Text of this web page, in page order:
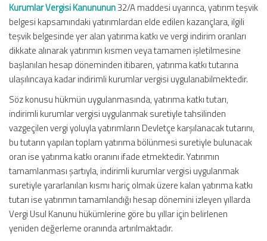
Kurumlar Vergisi Kanununun32/A maddesi uyarınca, yatırım teşvik
belgesi kapsamındaki yatırımlardan elde edilen kazançlara, ilgili
teşvik belgesinde yer alan yatırıma katkı ve vergi indirim oranları
dikkate alınarak yatırımın kısmen veya tamamen işletilmesine
başlanılan hesap döneminden itibaren, yatırıma katkı tutarına
ulaşılıncaya kadar indirimli kurumlar vergisi uygulanabilmektedir.
Söz konusu hükmün uygulanmasında, yatırıma katkı tutarı,
indirimli kurumlar vergisi uygulanmak suretiyle tahsilinden
vazgeçilen vergi yoluyla yatırımların Devletçe karşılanacak tutarını,
bu tutarın yapılan toplam yatırıma bölünmesi suretiyle bulunacak
oran ise yatırıma katkı oranını ifade etmektedir. Yatırımın
tamamlanması şartıyla, indirimli kurumlar vergisi uygulanmak
suretiyle yararlanılan kısmı hariç olmak üzere kalan yatırıma katkı
tutarı ise yatırımın tamamlandığı hesap dönemini izleyen yıllarda
Vergi Usul Kanunu hükümlerine göre bu yıllar için belirlenen
yeniden değerleme oranında artırılmaktadır.